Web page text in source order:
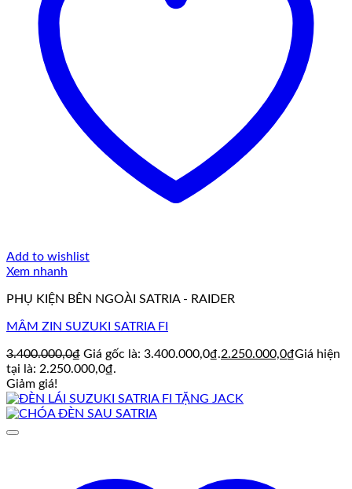
Add to wishlist
Xem nhanh
PHỤ KIỆN BÊN NGOÀI SATRIA - RAIDER
MÂM ZIN SUZUKI SATRIA FI
3.400.000,0₫ Giá gốc là: 3.400.000,0₫.2.250.000,0₫Giá hiện
tại là: 2.250.000,0₫.
Giảm giá!